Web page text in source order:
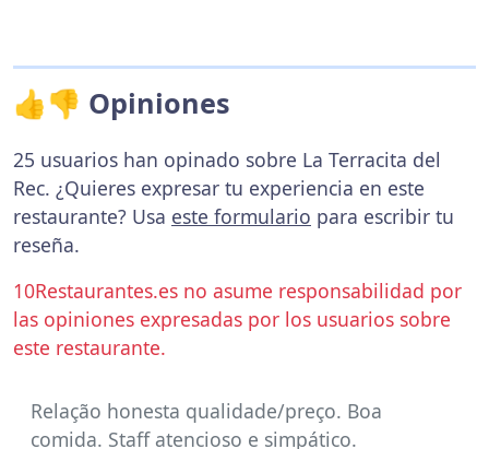
👍👎 Opiniones
25 usuarios han opinado sobre La Terracita del
Rec. ¿Quieres expresar tu experiencia en este
restaurante? Usa este formulario para escribir tu
reseña.
10Restaurantes.es no asume responsabilidad por
las opiniones expresadas por los usuarios sobre
este restaurante.
Relação honesta qualidade/preço. Boa
comida. Staff atencioso e simpático.